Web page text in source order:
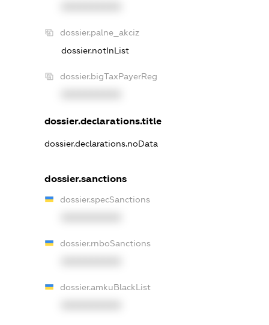
dossier.palne_akciz
dossier.notInList
dossier.bigTaxPayerReg
dossier.declarations.title
dossier.declarations.noData
dossier.sanctions
dossier.specSanctions
dossier.rnboSanctions
dossier.amkuBlackList